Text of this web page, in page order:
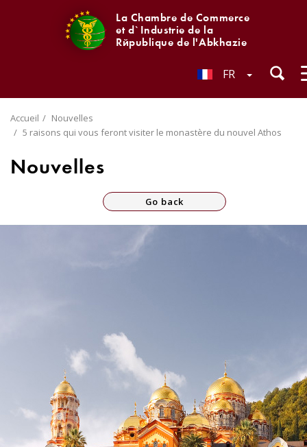
La Chambre de Commerce
et d`Industrie de la
République de l'Abkhazie
FR
Accueil
Nouvelles
5 raisons qui vous feront visiter le monastère du nouvel Athos
Nouvelles
Go back